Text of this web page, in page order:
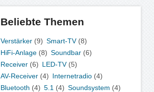
Beliebte Themen
Verstärker (9) Smart-TV (8)
HiFi-Anlage (8) Soundbar (6)
Receiver (6) LED-TV (5)
AV-Receiver (4) Internetradio (4)
Bluetooth (4) 5.1 (4) Soundsystem (4)